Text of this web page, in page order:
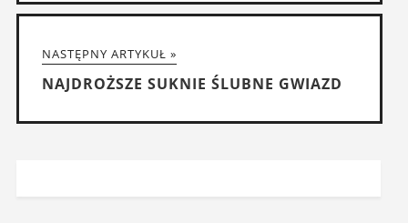
NASTĘPNY ARTYKUŁ »
NAJDROŻSZE SUKNIE ŚLUBNE GWIAZD